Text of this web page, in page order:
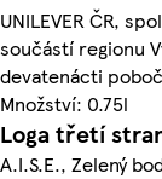
UNILEVER ČR,
součástí regionu
devatenácti
Množství: 0.75l
Loga třetí
A.I.S.E., Zelený